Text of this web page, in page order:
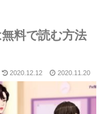
料で読む方法
2020.12.12 2020.11.20